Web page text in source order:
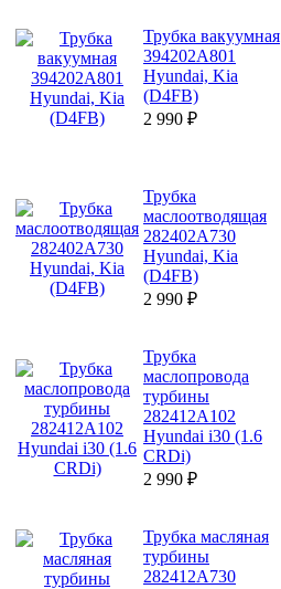
Трубка вакуумная
394202A801
Hyundai, Kia
(D4FB)
2 990 ₽
Трубка
маслоотводящая
282402A730
Hyundai, Kia
(D4FB)
2 990 ₽
Трубка
маслопровода
турбины
282412A102
Hyundai i30 (1.6
CRDi)
2 990 ₽
Трубка масляная
турбины
282412A730